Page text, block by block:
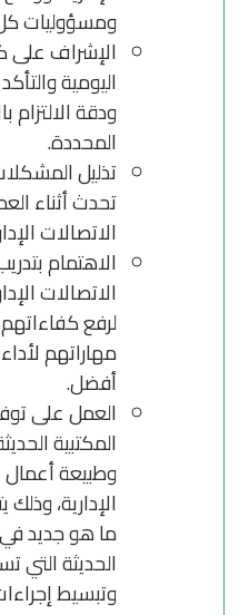
ومسؤوليات
الإشراف على
اليومية
ودقة الالتزام
المحددة.
تذليل
تحدث أثناء
الاتصالات
الاهتمام
الاتصالات
لرفع
مهاراتهم
أفضل.
العمل على
المكتبية
وطبيعة أعمال
الإدارية،
ما هو جديد
الحديثة التي
وتبسيط